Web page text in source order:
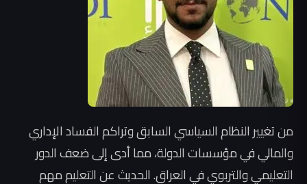
من تغيير النظام السياسي السابق وتراكم الفساد الإداري
والمالي في مؤسسات الدولة، مما أدى إلى ضعف الدور
التعليمي والتربوي في العراق. الحديث عن التعليم مهم